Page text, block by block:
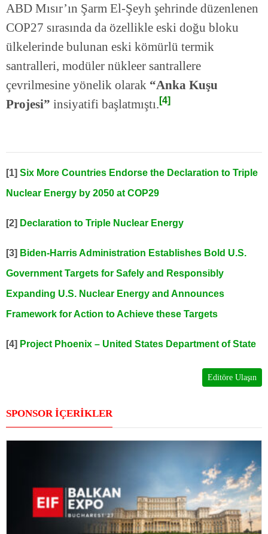
ABD Mısır’ın Şarm El-Şeyh şehrinde düzenlenen
COP27 sırasında da özellikle eski doğu bloku
ülkelerinde bulunan eski kömürlü termik
santralleri, modüler nükleer santrallere
çevrilmesine yönelik olarak “Anka Kuşu
Projesi” insiyatifi başlatmıştı. [4]
[1] Six More Countries Endorse the Declaration to Triple
Nuclear Energy by 2050 at COP29
[2] Declaration to Triple Nuclear Energy
[3] Biden-Harris Administration Establishes Bold U.S.
Government Targets for Safely and Responsibly
Expanding U.S. Nuclear Energy and Announces
Framework for Action to Achieve these Targets
[4] Project Phoenix – United States Department of State
Editöre Ulaşın
SPONSOR İÇERİKLER